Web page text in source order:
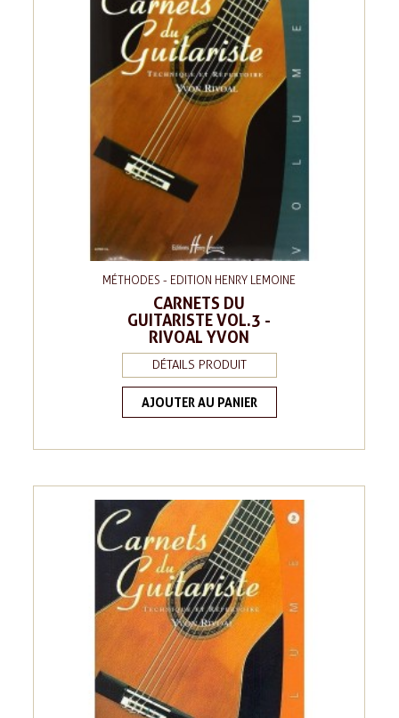
MÉTHODES - EDITION HENRY LEMOINE
CARNETS DU
GUITARISTE VOL.3 -
RIVOAL YVON
DÉTAILS PRODUIT
AJOUTER AU PANIER